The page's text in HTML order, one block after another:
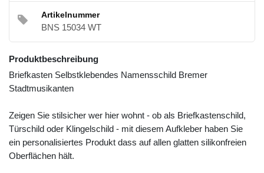
Artikelnummer
BNS 15034 WT
Produktbeschreibung
Briefkasten Selbstklebendes Namensschild Bremer
Stadtmusikanten
Zeigen Sie stilsicher wer hier wohnt - ob als Briefkastenschild,
Türschild oder Klingelschild - mit diesem Aufkleber haben Sie
ein personalisiertes Produkt dass auf allen glatten silikonfreien
Oberflächen hält.